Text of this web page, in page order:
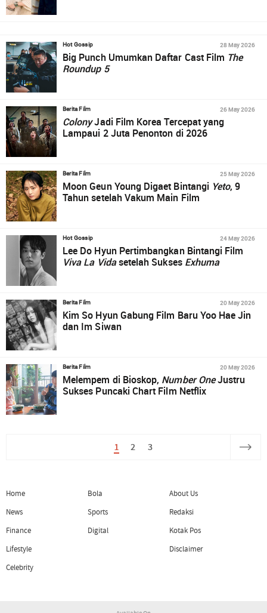
Hot Gossip 28 May 2026
Big Punch Umumkan Daftar Cast Film The
Roundup 5
Berita Film 26 May 2026
ColonyJadi Film Korea Tercepat yang
Lampaui 2 Juta Penonton di 2026
Berita Film 25 May 2026
Moon Geun Young Digaet Bintangi Yeto, 9
Tahun setelah Vakum Main Film
Hot Gossip 24 May 2026
Lee Do Hyun Pertimbangkan Bintangi Film
Viva La Vidasetelah Sukses Exhuma
Berita Film 20 May 2026
Kim So Hyun Gabung Film Baru Yoo Hae Jin
dan Im Siwan
Berita Film 20 May 2026
Melempem di Bioskop, Number OneJustru
Sukses Puncaki Chart Film Netflix
1 2 3
Home
News
Finance
Lifestyle
Celebrity
Bola
Sports
Digital
About Us
Redaksi
Kotak Pos
Disclaimer